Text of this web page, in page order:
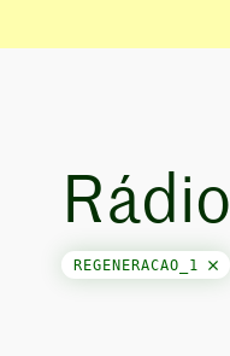
Rádio
REGENERACAO_1